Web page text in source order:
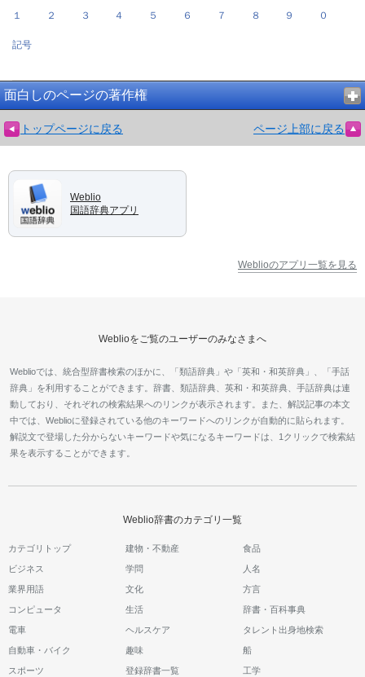
１ ２ ３ ４ ５ ６ ７ ８ ９ ０
記号
面白しのページの著作権
トップページに戻る ページ上部に戻る
Weblio
国語辞典アプリ
Weblioのアプリ一覧を見る
Weblioをご覧のユーザーのみなさまへ
Weblioでは、統合型辞書検索のほかに、「類語辞典」や「英和・和英辞典」、「手話
辞典」を利用することができます。辞書、類語辞典、英和・和英辞典、手話辞典は連
動しており、それぞれの検索結果へのリンクが表示されます。また、解説記事の本文
中では、Weblioに登録されている他のキーワードへのリンクが自動的に貼られます。
解説文で登場した分からないキーワードや気になるキーワードは、1クリックで検索結
果を表示することができます。
Weblio辞書のカテゴリ一覧
カテゴリトップ 建物・不動産 食品
ビジネス 学問 人名
業界用語 文化 方言
コンピュータ 生活 辞書・百科事典
電車 ヘルスケア タレント出身地検索
自動車・バイク 趣味 船
スポーツ 登録辞書一覧 工学